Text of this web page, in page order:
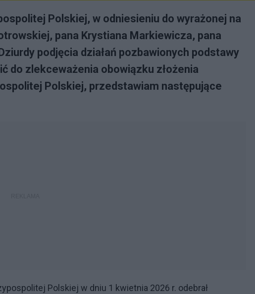
Polskiej, w odniesieniu do wyrażonej na
pana Krystiana Markiewicza, pana
podjęcia działań pozbawionych podstawy
do zlekceważenia obowiązku złożenia
Polskiej, przedstawiam następujące
Polskiej w dniu 1 kwietnia 2026 r. odebrał